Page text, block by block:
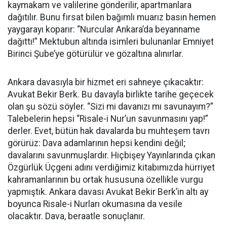
kaymakam ve valilerine gönderilir, apartmanlara
dağıtılır. Bunu fırsat bilen bağımlı muarız basın hemen
yaygarayı koparır: “Nurcular Ankara’da beyanname
dağıttı!” Mektubun altında isimleri bulunanlar Emniyet
Birinci Şube’ye götürülür ve gözaltına alınırlar.
Ankara davasıyla bir hizmet eri sahneye çıkacaktır:
Avukat Bekir Berk. Bu davayla birlikte tarihe geçecek
olan şu sözü söyler. “Sizi mi davanızı mı savunayım?”
Talebelerin hepsi “Risale-i Nur’un savunmasını yap!”
derler. Evet, bütün hak davalarda bu muhteşem tavrı
görürüz: Dava adamlarının hepsi kendini değil;
davalarını savunmuşlardır. Hiçbişey Yayınlarında çıkan
Özgürlük Üçgeni adını verdiğimiz kitabımızda hürriyet
kahramanlarının bu ortak hususuna özellikle vurgu
yapmıştık. Ankara davası Avukat Bekir Berk’in altı ay
boyunca Risale-i Nurları okumasına da vesile
olacaktır. Dava, beraatle sonuçlanır.